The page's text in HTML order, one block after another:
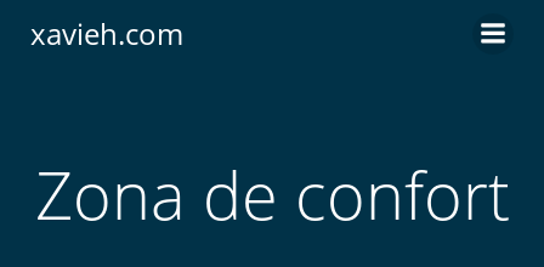
xavieh.com
Zona de confort